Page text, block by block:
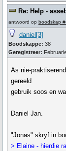
Re: Help -
antwoord op boodskap
daniel[3]
Boodskappe: 38
Geregistreer:
As nie-
gereeld
gebruik soos en
Daniel Jan.
"Jonas" skryf in
> Elaine - hierdie